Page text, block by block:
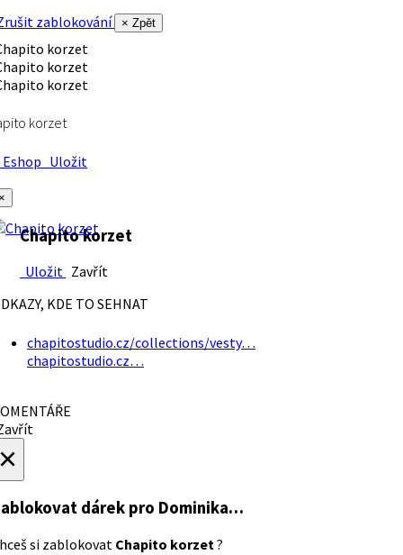
zablokování
× Zpět
korzet
Uložit
Chapito korzet
Uložit Zavřít
KDE TO SEHNAT
chapitostudio.cz/collections/vesty…
chapitostudio.cz…
dárek pro Dominika…
si zablokovat Chapito korzet?